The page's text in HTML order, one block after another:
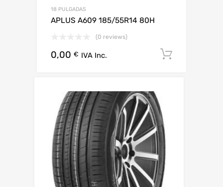
18 PULGADAS
APLUS A609 185/55R14 80H
(0 reviews)
0,00 € IVA Inc.